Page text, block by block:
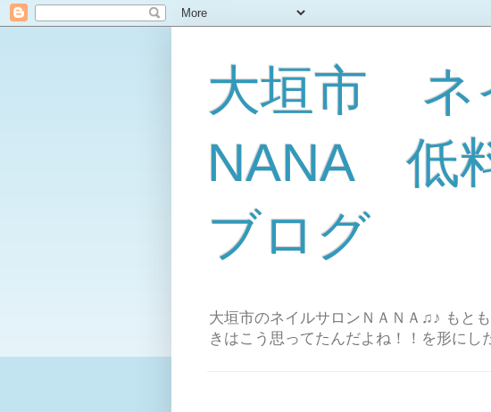
大垣市 ネ
NANA 低
ブログ
大垣市のネイルサロンＮＡＮＡ♫♪ もと
きはこう思ってたんだよね！！を形に